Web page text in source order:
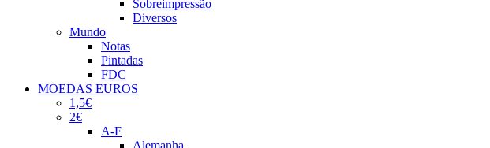
Sobreimpressão
Diversos
Mundo
Notas
Pintadas
FDC
MOEDAS EUROS
1,5€
2€
A-F
Alemanha